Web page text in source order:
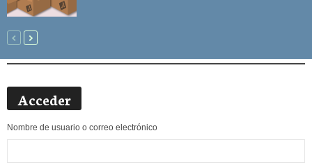
Acceder
Nombre de usuario o correo electrónico